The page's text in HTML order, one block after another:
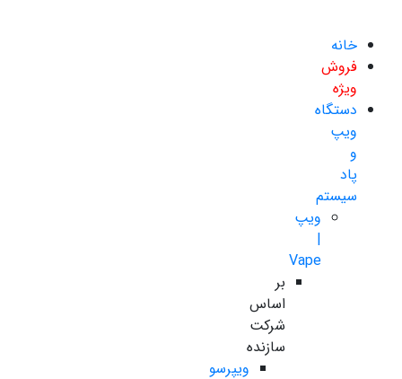
خانه
فروش
ویژه
دستگاه
ویپ
و
پاد
سیستم
ویپ
|
Vape
بر
اساس
شرکت
سازنده
ویپرسو